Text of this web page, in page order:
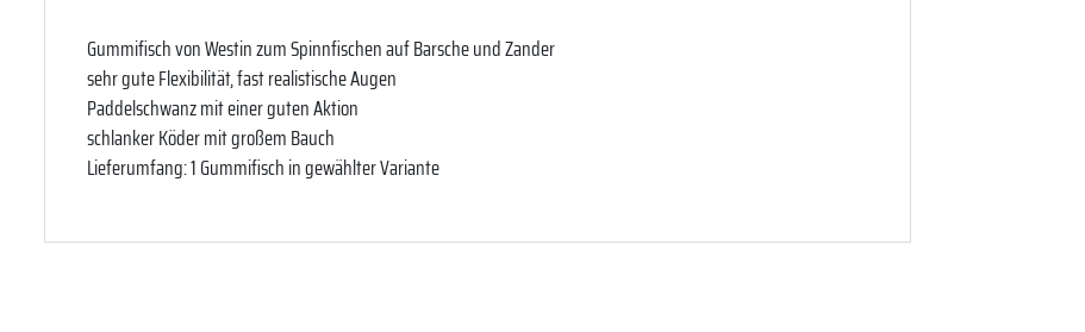
Gummifisch von Westin zum Spinnfischen auf Barsche und Zander
sehr gute Flexibilität, fast realistische Augen
Paddelschwanz mit einer guten Aktion
schlanker Köder mit großem Bauch
Lieferumfang: 1 Gummifisch in gewählter Variante